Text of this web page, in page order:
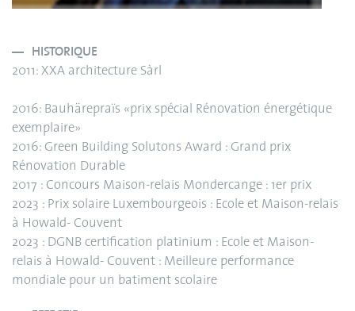
HISTORIQUE
2011: XXA architecture Sàrl
2016: Bauhärepraïs «prix spécial Rénovation énergétique
exemplaire»
2016: Green Building Solutons Award : Grand prix
Rénovation Durable
2017 : Concours Maison-relais Mondercange : 1er prix
2023 : Prix solaire Luxembourgeois : Ecole et Maison-relais
à Howald- Couvent
2023 : DGNB certification platinium : Ecole et Maison-
relais à Howald- Couvent : Meilleure performance
mondiale pour un batiment scolaire